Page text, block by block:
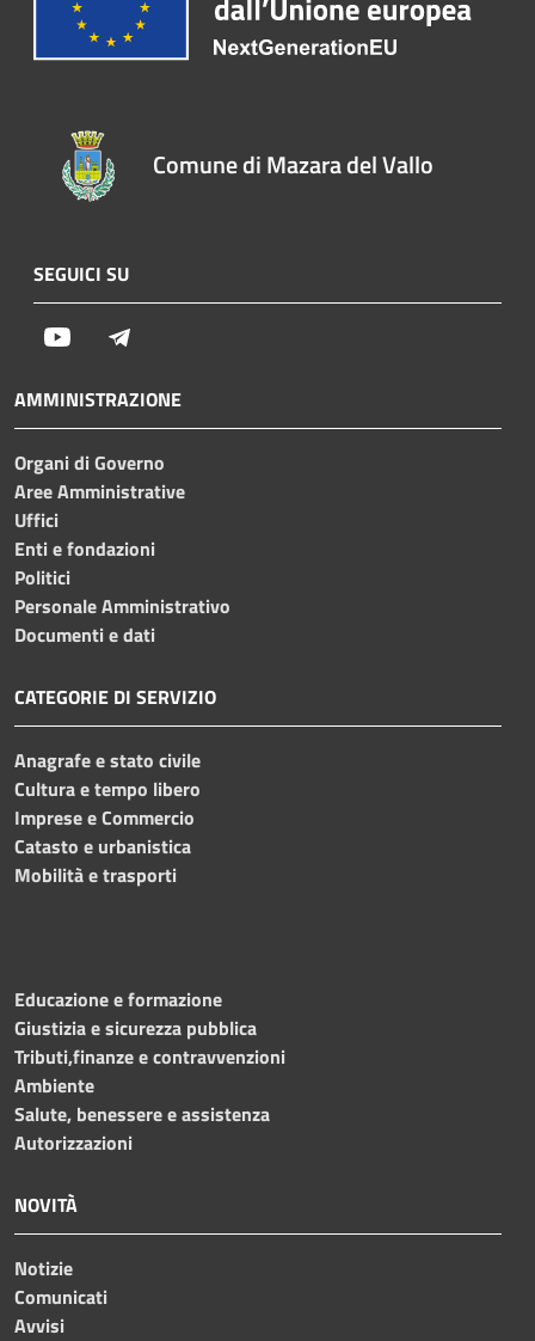
Comune di Mazara del Vallo
SEGUICI SU
Youtube
AMMINISTRAZIONE
Organi di Governo
Aree Amministrative
Uffici
Enti e fondazioni
Politici
Personale Amministrativo
Documenti e dati
CATEGORIE DI SERVIZIO
Anagrafe e stato civile
Cultura e tempo libero
Imprese e Commercio
Catasto e urbanistica
Mobilità e trasporti
Educazione e formazione
Giustizia e sicurezza pubblica
Tributi,finanze e contravvenzioni
Ambiente
Salute, benessere e assistenza
Autorizzazioni
NOVITÀ
Notizie
Comunicati
Avvisi